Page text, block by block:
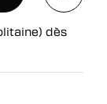
dès